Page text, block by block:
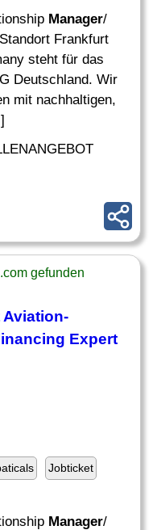
Manager/
Frankfurt
steht für das
Deutschland. Wir
mit nachhaltigen,
gefunden
Aviation-
Expert
Jobticket
Manager/